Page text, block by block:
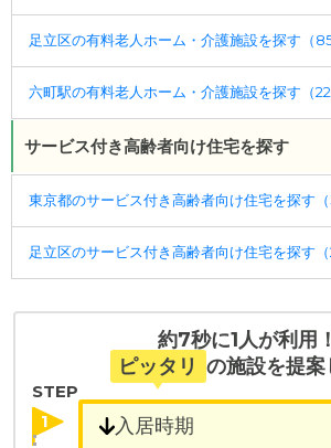
足立区の有料老人ホーム・介護施設を探す（85
六町駅の有料老人ホーム・介護施設を探す（22
サービス付き高齢者向け住宅を探す
東京都のサービス付き高齢者向け住宅を探す（
足立区のサービス付き高齢者向け住宅を探す（
約7秒に1人が利用！
ピッタリ の施設を提案
STEP
1